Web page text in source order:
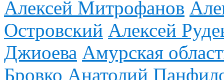
Алексей Митрофанов
Островский Алексей
Джиоева Амурская
Бровко Анатолий